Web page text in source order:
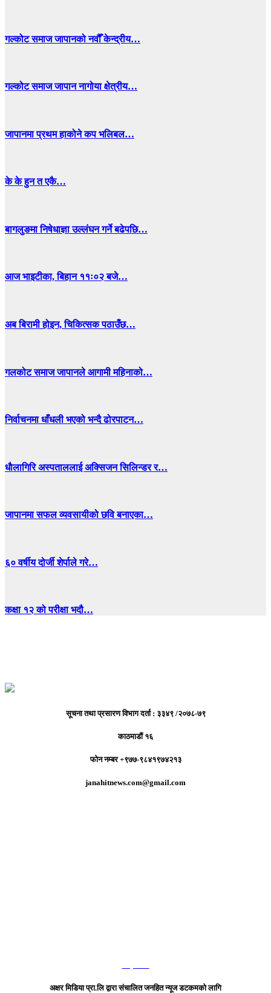
गल्कोट समाज जापानको नवौँ केन्द्रीय…
गल्कोट समाज जापान नागोया क्षेत्रीय…
जापानमा प्रथम हाकोने कप भलिबल…
के के हुन त एकै…
बागलुङमा निषेधाज्ञा उल्लंघन गर्ने बढेपछि…
आज भाइटीका, बिहान ११ः०२ बजे…
अब बिरामी होइन, चिकित्सक पठाउँछ…
गलकोट समाज जापानले आगामी महिनाको…
निर्वाचनमा धाँधली भएको भन्दै ढोरपाटन…
धाैलागिरि अस्पताललाई अक्सिजन सिलिन्डर र…
जापानमा सफल व्यवसायीको छवि बनाएका…
६० वर्षीय दोर्जी शेर्पाले गरे…
कक्षा १२ को परीक्षा भदौ…
सूचना तथा प्रसारण विभाग दर्ता : ३३४९ /२०७८-७९
काठमाडौं १६
फोन नम्बर +९७७-९८४१९७४२१३
janahitnews.com@gmail.com
अक्षर मिडिया प्रा.लि द्वारा संचालित जनहित न्यूज डटकमको लागि